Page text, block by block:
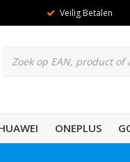
Veilig Betalen
ONEPLUS